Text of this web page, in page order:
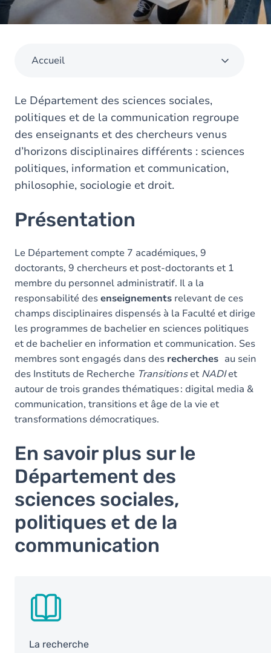
Accueil
Le Département des sciences sociales,
politiques et de la communication regroupe
des enseignants et des chercheurs venus
d’horizons disciplinaires différents : sciences
politiques, information et communication,
philosophie, sociologie et droit.
Présentation
Le Département compte 7 académiques, 9
doctorants, 9 chercheurs et post-doctorants et 1
membre du personnel administratif. Il a la
responsabilité desenseignements relevant de ces
champs disciplinaires dispensés à la Faculté et dirige
les programmes de bachelier en sciences politiques
et de bachelier en information et communication. Ses
membres sont engagés dans des recherches au sein
des Instituts de Recherche Transitionset NADIet
autour de trois grandes thématiques : digital media &
communication, transitions et âge de la vie et
transformations démocratiques.
En savoir plus sur le
Département des
sciences sociales,
politiques et de la
communication
SVG
La recherche